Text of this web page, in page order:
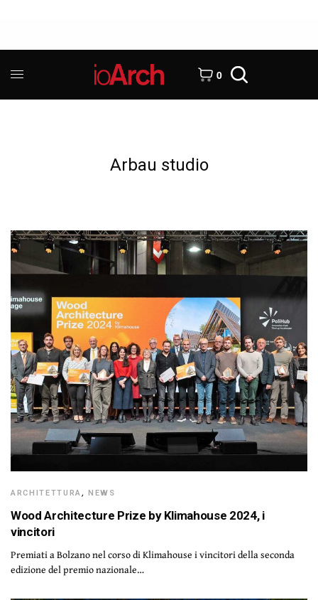
0
Arbau studio
ARCHITETTURA,NEWS
Wood Architecture Prize by Klimahouse 2024, i
vincitori
Premiati a Bolzano nel corso di Klimahouse i vincitori della seconda
edizione del premio nazionale…